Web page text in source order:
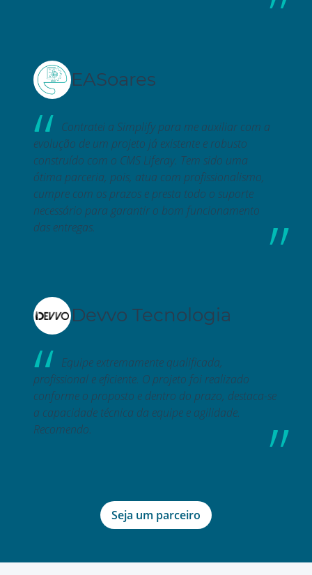
EASoares
Contratei a Simplify para me auxiliar com a
evolução de um projeto já existente e robusto
construído com o CMS Liferay. Tem sido uma
ótima parceria, pois, atua com profissionalismo,
cumpre com os prazos e presta todo o suporte
necessário para garantir o bom funcionamento
das entregas.
Devvo Tecnologia
Equipe extremamente qualificada,
profissional e eficiente. O projeto foi realizado
conforme o proposto e dentro do prazo, destaca-se
a capacidade técnica da equipe e agilidade.
Recomendo.
Seja um parceiro